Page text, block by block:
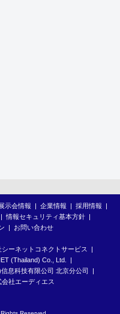
示会情報 | 企業情報 | 採用情報
|
| 情報セキュリティ基本方針 |
| お問い合わせ
シーネットコネクトサービス
|
(Thailand) Co., Ltd.
|
息科技有限公司 北京分公司
|
会社エーディエス